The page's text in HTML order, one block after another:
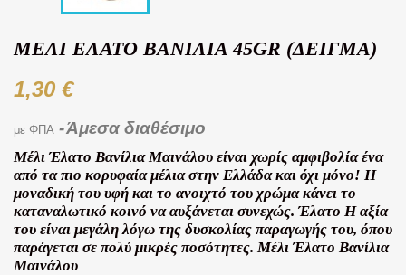
ΜΈΛΙ ΈΛΑΤΟ ΒΑΝΊΛΙΑ 45GR (ΔΕΙΓΜΑ)
1,30 €
με ΦΠΑ Άμεσα διαθέσιμο
Μέλι Έλατο Βανίλια Μαινάλου είναι χωρίς αμφιβολία ένα
από τα πιο κορυφαία μέλια στην Ελλάδα και όχι μόνο! Η
μοναδική του υφή και το ανοιχτό του χρώμα κάνει το
καταναλωτικό κοινό να αυξάνεται συνεχώς. Έλατο Η αξία
του είναι μεγάλη λόγω της δυσκολίας παραγωγής του, όπου
παράγεται σε πολύ μικρές ποσότητες. Μέλι Έλατο Βανίλια
Μαινάλου